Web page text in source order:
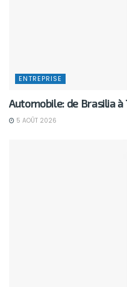
ENTREPRISE
Automobile: de Brasilia
5 AOÛT 2026